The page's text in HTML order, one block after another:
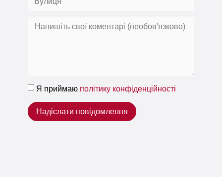
Я приймаю політику конфіденційності
Надіслати повідомлення